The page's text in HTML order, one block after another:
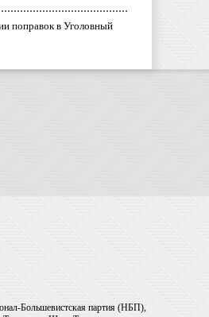
поправок в Уголовный
Большевистская партия (НБП),